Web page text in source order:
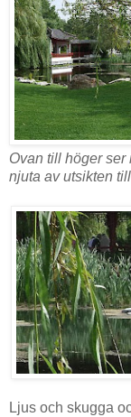
Ovan till höger ser
njuta av utsikten
Ljus och skugga